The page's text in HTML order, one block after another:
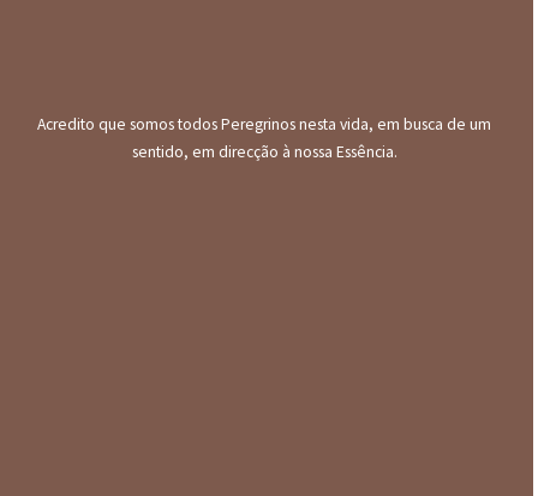
Acredito que somos todos Peregrinos nesta vida, em busca de um
sentido, em direcção à nossa Essência.